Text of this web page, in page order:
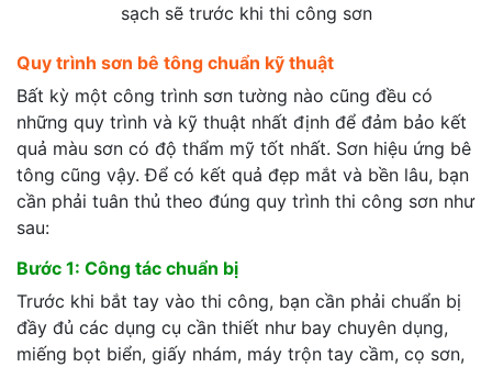
sạch sẽ trước khi thi công sơn
Quy trình sơn bê tông chuẩn kỹ thuật
Bất kỳ một công trình sơn tường nào cũng đều có
những quy trình và kỹ thuật nhất định để đảm bảo kết
quả màu sơn có độ thẩm mỹ tốt nhất. Sơn hiệu ứng bê
tông cũng vậy. Để có kết quả đẹp mắt và bền lâu, bạn
cần phải tuân thủ theo đúng quy trình thi công sơn như
sau:
Bước 1: Công tác chuẩn bị
Trước khi bắt tay vào thi công, bạn cần phải chuẩn bị
đầy đủ các dụng cụ cần thiết như bay chuyên dụng,
miếng bọt biển, giấy nhám, máy trộn tay cầm, cọ sơn,